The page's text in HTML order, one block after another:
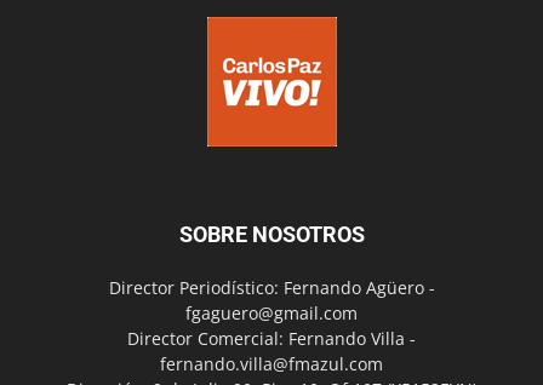
SOBRE NOSOTROS
Director Periodístico: Fernando Agüero -
fgaguero@gmail.com
Director Comercial: Fernando Villa -
fernando.villa@fmazul.com